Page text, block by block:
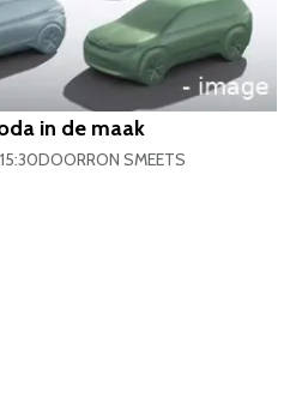
in de maak
DOORRON SMEETS